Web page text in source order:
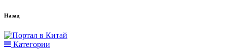
Назад
Категории